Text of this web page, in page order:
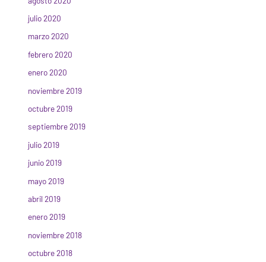
julio 2020
marzo 2020
febrero 2020
enero 2020
noviembre 2019
octubre 2019
septiembre 2019
julio 2019
junio 2019
mayo 2019
abril 2019
enero 2019
noviembre 2018
octubre 2018